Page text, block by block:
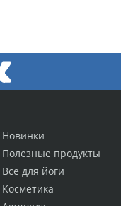
Новинки
Полезные продукты
Всё для йоги
Косметика